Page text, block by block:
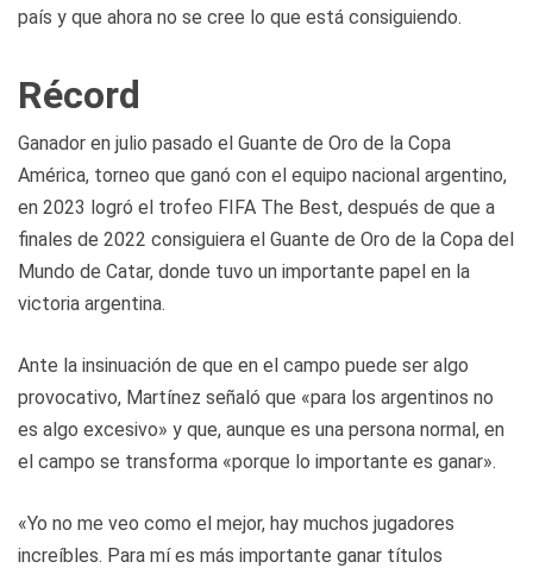
país y que ahora no se cree lo que está consiguiendo.
Récord
Ganador en julio pasado el Guante de Oro de la Copa
América, torneo que ganó con el equipo nacional argentino,
en 2023 logró el trofeo FIFA The Best, después de que a
finales de 2022 consiguiera el Guante de Oro de la Copa del
Mundo de Catar, donde tuvo un importante papel en la
victoria argentina.
Ante la insinuación de que en el campo puede ser algo
provocativo, Martínez señaló que «para los argentinos no
es algo excesivo» y que, aunque es una persona normal, en
el campo se transforma «porque lo importante es ganar».
«Yo no me veo como el mejor, hay muchos jugadores
increíbles. Para mí es más importante ganar títulos